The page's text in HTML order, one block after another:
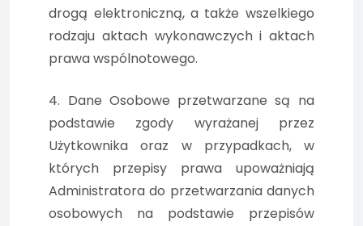
drogą elektroniczną, a także wszelkiego
rodzaju aktach wykonawczych i aktach
prawa wspólnotowego.
4. Dane Osobowe przetwarzane są na
podstawie zgody wyrażanej przez
Użytkownika oraz w przypadkach, w
których przepisy prawa upoważniają
Administratora do przetwarzania danych
osobowych na podstawie przepisów